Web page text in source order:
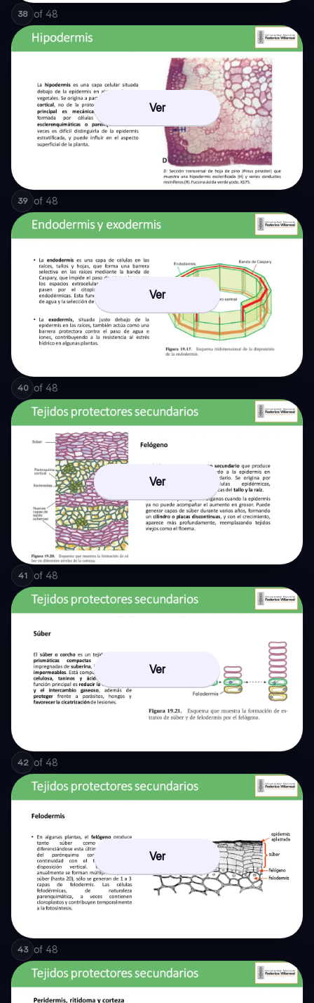
38 of 48
Ver
39 of 48
Ver
40 of 48
Ver
41 of 48
Ver
42 of 48
Ver
43 of 48